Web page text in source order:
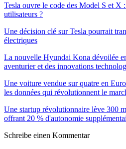
Tesla ouvre le code des Model S et X
utilisateurs ?
Une décision clé sur Tesla pourrait
électriques
La nouvelle Hyundai Kona dévoilée
aventurier et des innovations
Une voiture vendue sur quatre en
les données qui révolutionnent le
Une startup révolutionnaire lève 300
offrant 20 % d'autonomie
Schreibe einen Kommentar